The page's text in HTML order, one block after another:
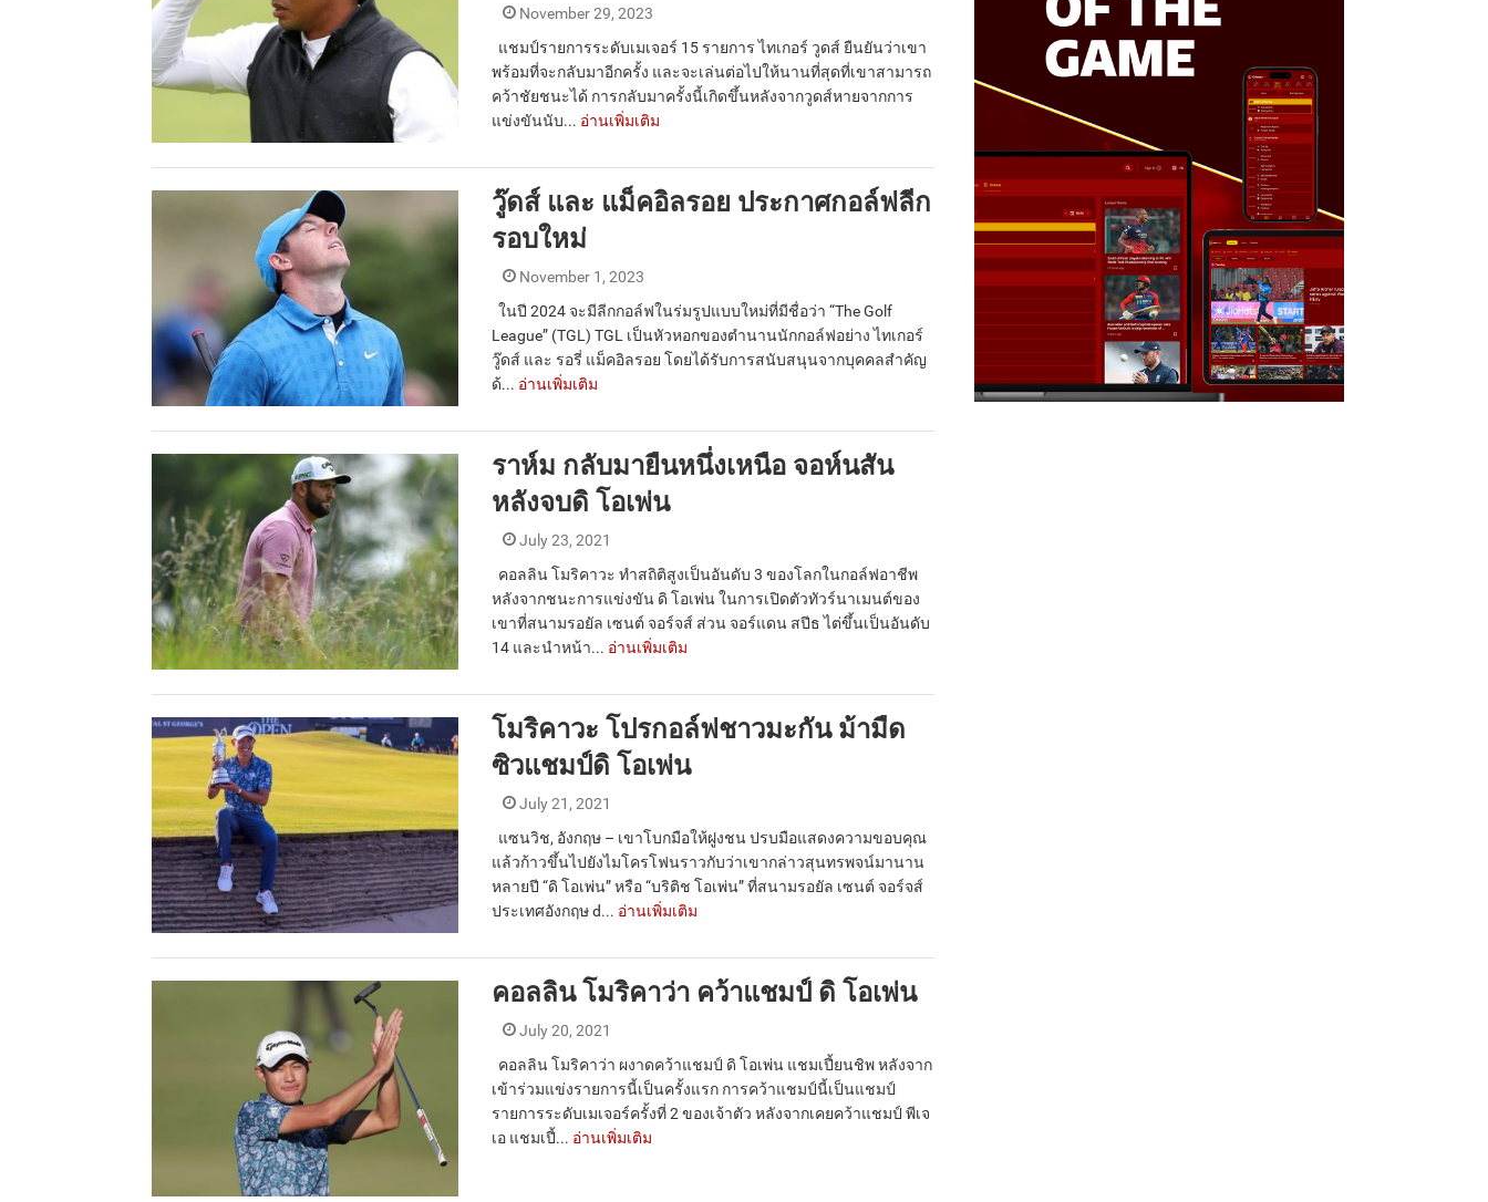
November 29, 2023
แชมป์รายการระดับเมเจอร์ 15 รายการ ไทเกอร์ วูดส์ ยืนยันว่าเขา
พร้อมที่จะกลับมาอีกครั้ง และจะเล่นต่อไปให้นานที่สุดที่เขาสามารถ
คว้าชัยชนะได้ การกลับมาครั้งนี้เกิดขึ้นหลังจากวูดส์หายจากการ
แข่งขันนับ... อ่านเพิ่มเติม
วู๊ดส์ และ แม็คอิลรอย ประกาศกอล์ฟลีก
รอบใหม่
November 1, 2023
ในปี 2024 จะมีลีกกอล์ฟในร่มรูปแบบใหม่ที่มีชื่อว่า “The Golf
League” (TGL) TGL เป็นหัวหอกของตำนานนักกอล์ฟอย่าง ไทเกอร์
วู๊ดส์ และ รอรี่ แม็คอิลรอย โดยได้รับการสนับสนุนจากบุคคลสำคัญ
ด้... อ่านเพิ่มเติม
ราห์ม กลับมายืนหนึ่งเหนือ จอห์นสัน
หลังจบดิ โอเพ่น
July 23, 2021
คอลลิน โมริคาวะ ทำสถิติสูงเป็นอันดับ 3 ของโลกในกอล์ฟอาชีพ
หลังจากชนะการแข่งขัน ดิ โอเพ่น ในการเปิดตัวทัวร์นาเมนต์ของ
เขาที่สนามรอยัล เซนต์ จอร์จส์ ส่วน จอร์แดน สปีธ ไต่ขึ้นเป็นอันดับ
14 และนำหน้า... อ่านเพิ่มเติม
โมริคาวะ โปรกอล์ฟชาวมะกัน ม้ามืด
ซิวแชมป์ดิ โอเพ่น
July 21, 2021
แซนวิช, อังกฤษ – เขาโบกมือให้ฝูงชน ปรบมือแสดงความขอบคุณ
แล้วก้าวขึ้นไปยังไมโครโฟนราวกับว่าเขากล่าวสุนทรพจน์มานาน
หลายปี “ดิ โอเพ่น” หรือ “บริติช โอเพ่น” ที่สนามรอยัล เซนต์ จอร์จส์
ประเทศอังกฤษ d... อ่านเพิ่มเติม
คอลลิน โมริคาว่า คว้าแชมป์ ดิ โอเพ่น
July 20, 2021
คอลลิน โมริคาว่า ผงาดคว้าแชมป์ ดิ โอเพ่น แชมเปี้ยนชิพ หลังจาก
เข้าร่วมแข่งรายการนี้เป็นครั้งแรก การคว้าแชมป์นี้เป็นแชมป์
รายการระดับเมเจอร์ครั้งที่ 2 ของเจ้าตัว หลังจากเคยคว้าแชมป์ พีเจ
เอ แชมเปี้... อ่านเพิ่มเติม